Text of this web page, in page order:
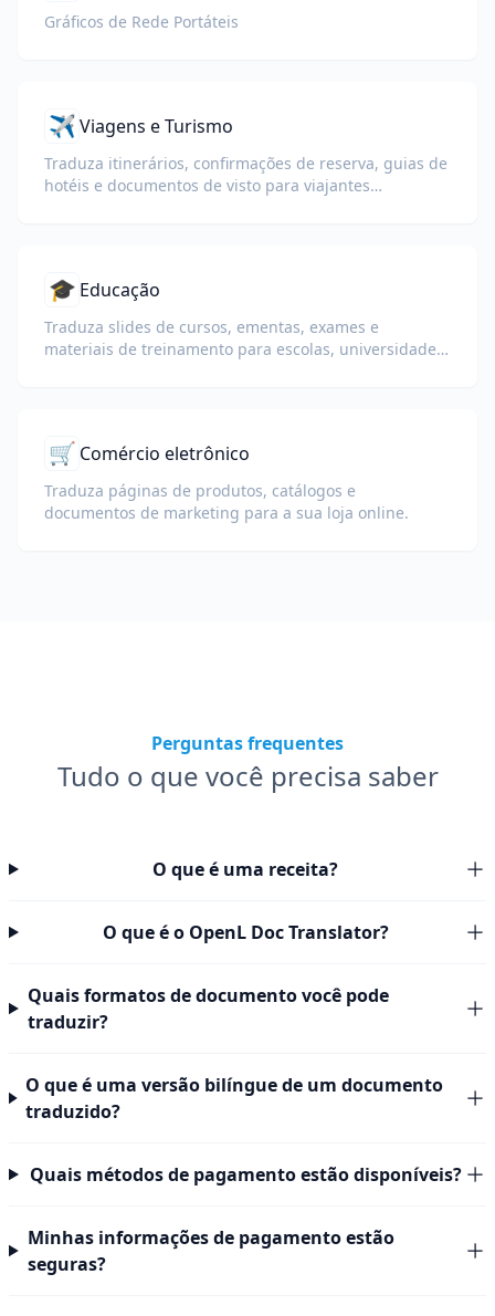
Gráficos de Rede Portáteis
✈️Viagens e Turismo
Traduza itinerários, confirmações de reserva, guias de
hotéis e documentos de visto para viajantes
🎓 Educação
Traduza slides de cursos, ementas, exames e
materiais de treinamento para escolas, universidades
🛒 Comércio eletrônico
Traduza páginas de produtos, catálogos e
documentos de marketing para a sua loja online.
Perguntas frequentes
Tudo o que você precisa saber
O que é uma receita?
O que é o OpenL Doc Translator?
Quais formatos de documento você pode
traduzir?
O que é uma versão bilíngue de um documento
traduzido?
Quais métodos de pagamento estão disponíveis?
Minhas informações de pagamento estão
seguras?